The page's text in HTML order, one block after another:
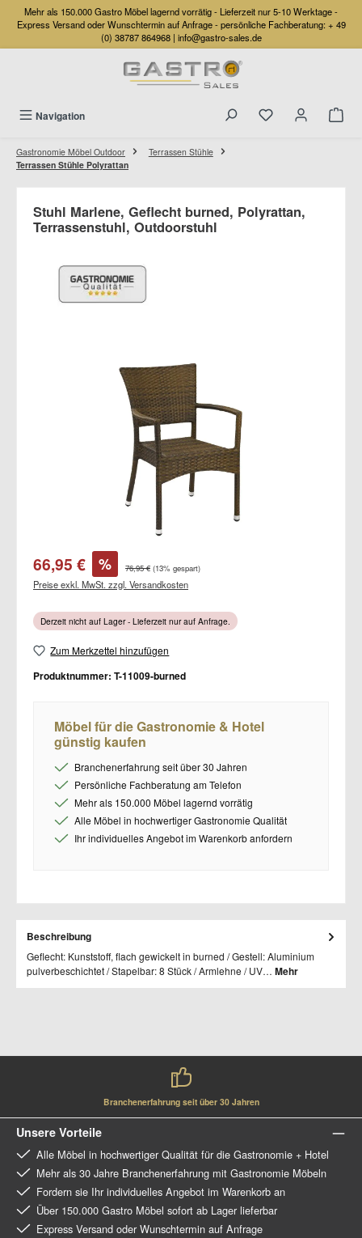
Zum Hauptinhalt springen
Mehr als 150.000 Gastro Möbel lagernd vorrätig - Lieferzeit nur 5-10 Werktage -
Express Versand oder Wunschtermin auf Anfrage - persönliche Fachberatung:+ 49
(0) 38787 864968| info@gastro-sales.de
Navigation
Gastronomie Möbel Outdoor
Terrassen Stühle
Terrassen Stühle Polyrattan
Stuhl Marlene, Geflecht burned, Polyrattan,
Terrassenstuhl, Outdoorstuhl
Bildergalerie überspringen
Verkaufspreis:
66,95 € % Regulärer Preis:
76,95 € (13% gespart)
Preise exkl. MwSt. zzgl. Versandkosten
Derzeit nicht auf Lager - Lieferzeit nur auf Anfrage.
Zum Merkzettel hinzufügen
Produktnummer: T-11009-burned
Möbel für die Gastronomie & Hotel
günstig kaufen
Branchenerfahrung seit über 30 Jahren
Persönliche Fachberatung am Telefon
Mehr als 150.000 Möbel lagernd vorrätig
Alle Möbel in hochwertiger Gastronomie Qualität
Ihr individuelles Angebot im Warenkorb anfordern
Beschreibung
Geflecht: Kunststoff, flach gewickelt in burned / Gestell: Aluminium
pulverbeschichtet / Stapelbar: 8 Stück / Armlehne / UV… Mehr
Branchenerfahrung seit über 30 Jahren
Unsere Vorteile
Alle Möbel in hochwertiger Qualität für die Gastronomie + Hotel
Mehr als 30 Jahre Branchenerfahrung mit Gastronomie Möbeln
Fordern sie Ihr individuelles Angebot im Warenkorb an
Über 150.000 Gastro Möbel sofort ab Lager lieferbar
Express Versand oder Wunschtermin auf Anfrage